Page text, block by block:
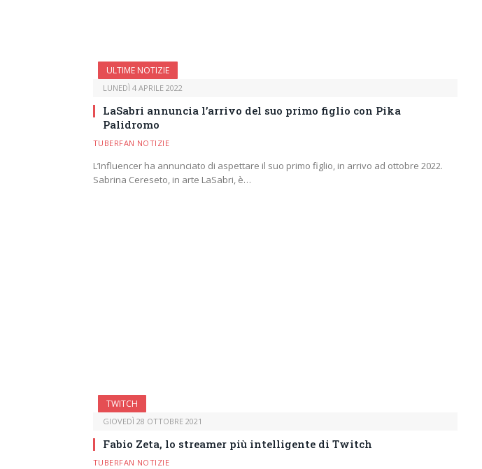
ULTIME NOTIZIE
LUNEDÌ 4 APRILE 2022
LaSabri annuncia l’arrivo del suo primo figlio con Pika
Palidromo
TUBERFAN NOTIZIE
L’Influencer ha annunciato di aspettare il suo primo figlio, in arrivo ad ottobre 2022.
Sabrina Cereseto, in arte LaSabri, è…
TWITCH
GIOVEDÌ 28 OTTOBRE 2021
Fabio Zeta, lo streamer più intelligente di Twitch
TUBERFAN NOTIZIE